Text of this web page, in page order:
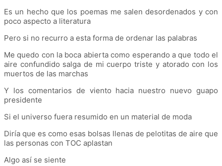
Es un hecho que los poemas me salen desordenados y con
poco aspecto a literatura
Pero si no recurro a esta forma de ordenar las palabras
Me quedo con la boca abierta como esperando a que todo el
aire confundido salga de mi cuerpo triste y atorado con los
muertos de las marchas
Y los comentarios de viento hacia nuestro nuevo guapo
presidente
Si el universo fuera resumido en un material de moda
Diría que es como esas bolsas llenas de pelotitas de aire que
las personas con TOC aplastan
Algo así se siente